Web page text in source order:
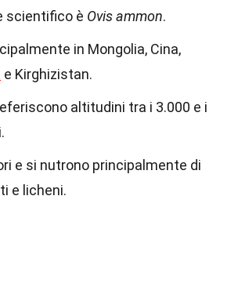
scientifico è Ovis ammon.
in Mongolia, Cina,
e Kirghizistan.
altitudini tra i 3.000 e i
e si nutrono principalmente di
e licheni.